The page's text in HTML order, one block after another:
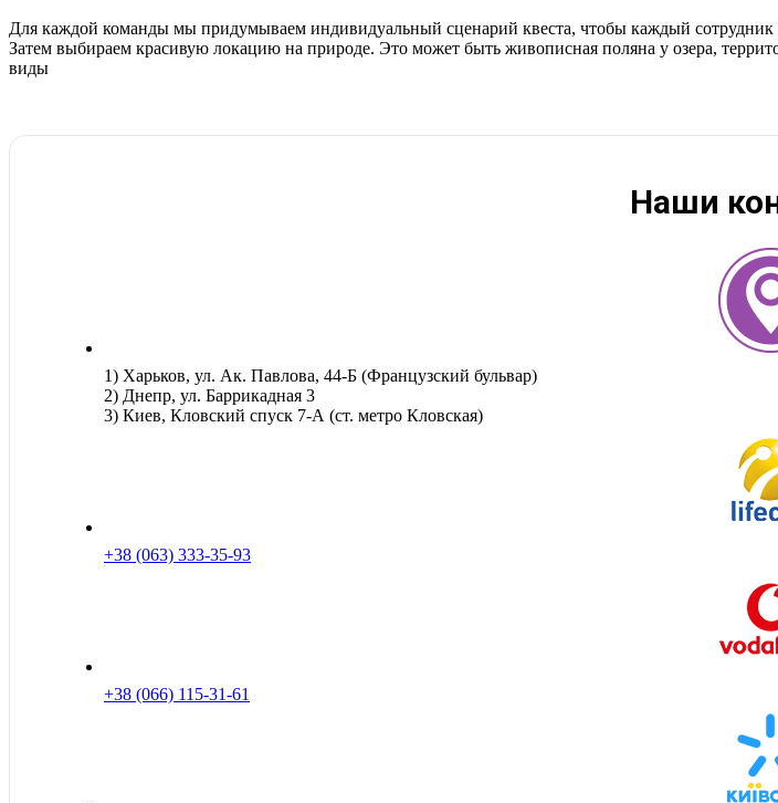
Для каждой команды мы придумываем индивидуальный сценарий квеста, чтобы каждый
Затем выбираем красивую локацию на природе. Это может быть живописная поляна у озера,
виды
Наши
1) Харьков, ул. Ак. Павлова, 44-Б (Французский бульвар)
2) Днепр, ул. Баррикадная 3
3) Киев, Кловский спуск 7-А (ст. метро Кловская)
+38 (063) 333-35-93
+38 (066) 115-31-61